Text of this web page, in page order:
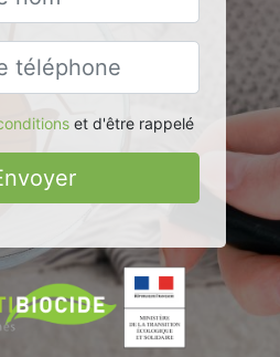
et d'être rappelé